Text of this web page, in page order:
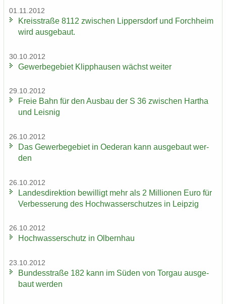
01.11.2012
Kreis­stra­ße 8112 zwi­schen Lip­pers­dorf und Forch­heim
wird aus­ge­baut.
30.10.2012
Ge­wer­be­ge­biet Klipp­hau­sen wächst wei­ter
29.10.2012
Freie Bahn für den Aus­bau der S 36 zwi­schen Har­tha
und Leis­nig
26.10.2012
Das Ge­wer­be­ge­biet in Oe­der­an kann aus­ge­baut wer­
den
26.10.2012
Lan­des­di­rek­ti­on be­wil­ligt mehr als 2 Mil­lio­nen Euro für
Ver­bes­se­rung des Hoch­was­ser­schut­zes in Leip­zig
26.10.2012
Hoch­was­ser­schutz in Ol­bern­hau
23.10.2012
Bun­des­stra­ße 182 kann im Süden von Tor­gau aus­ge­
baut wer­den